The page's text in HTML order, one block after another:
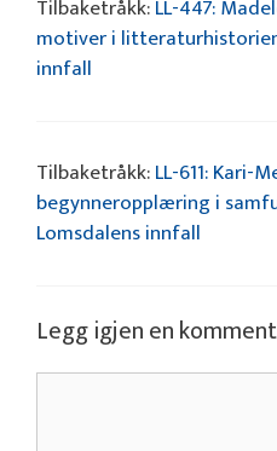
Tilbaketråkk:LL-447:
motiver i
innfall
Tilbaketråkk:LL-611: Kari-
begynneropplæring i
Lomsdalens innfall
Legg igjen en